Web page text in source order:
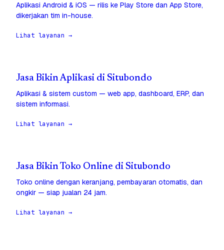
Aplikasi Android & iOS — rilis ke Play Store dan App Store,
dikerjakan tim in-house.
Lihat layanan →
Jasa Bikin Aplikasi di Situbondo
Aplikasi & sistem custom — web app, dashboard, ERP, dan
sistem informasi.
Lihat layanan →
Jasa Bikin Toko Online di Situbondo
Toko online dengan keranjang, pembayaran otomatis, dan
ongkir — siap jualan 24 jam.
Lihat layanan →